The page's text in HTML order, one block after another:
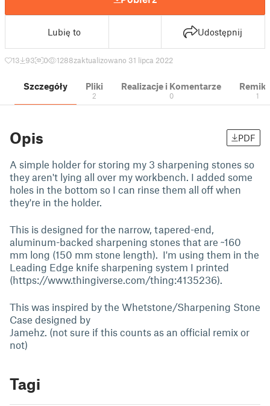
Lubię to Udostępnij
13 93 0 1288zaktualizowano 31 lipca 2022
Szczegóły Pliki
2
Realizacje i Komentarze
0 1
Opis PDF
A simple holder for storing my 3 sharpening stones so
they aren't lying all over my workbench. I added some
holes in the bottom so I can rinse them all off when
they're in the holder.
This is designed for the narrow, tapered-end,
aluminum-backed sharpening stones that are ~160
mm long (150 mm stone length). I'm using them in the
Leading Edge knife sharpening system I printed
(https://www.thingiverse.com/thing:4135236).
This was inspired by the Whetstone/Sharpening Stone
Case designed by
Jamehz. (not sure if this counts as an official remix or
not)
Tagi